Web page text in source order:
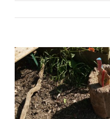
Zeige
grösseres
Bild